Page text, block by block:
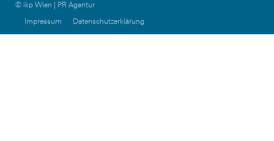
© ikp Wien | PR Agentur
Impressum
Datenschutzerklärung